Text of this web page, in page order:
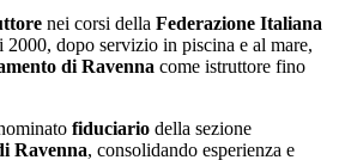
nei corsi della Federazione Italiana
2000, dopo servizio in piscina e al mare,
di Ravenna come istruttore fino
fiduciario della sezione
Ravenna, consolidando esperienza e